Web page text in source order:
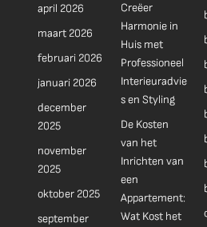
april 2026
maart 2026
februari 2026
januari 2026
december
2025
november
2025
oktober 2025
september
Creëer
Harmonie in
Huis met
Professioneel
Interieuradvie
s en Styling
De Kosten
van het
Inrichten van
een
Appartement:
Wat Kost het